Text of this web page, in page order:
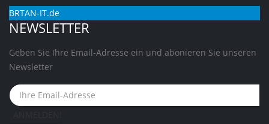
BRTAN-IT.de
NEWSLETTER
Geben Sie Ihre Email-Adresse ein und abonieren Sie unseren
Newsletter